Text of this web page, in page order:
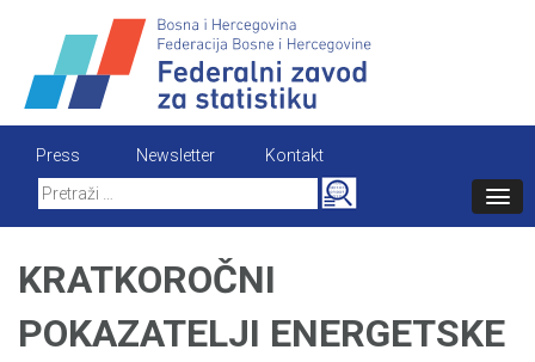
content
Press Newsletter
Kontakt
Search
for:
KRATKOROČNI
POKAZATELJI ENERGETSKE